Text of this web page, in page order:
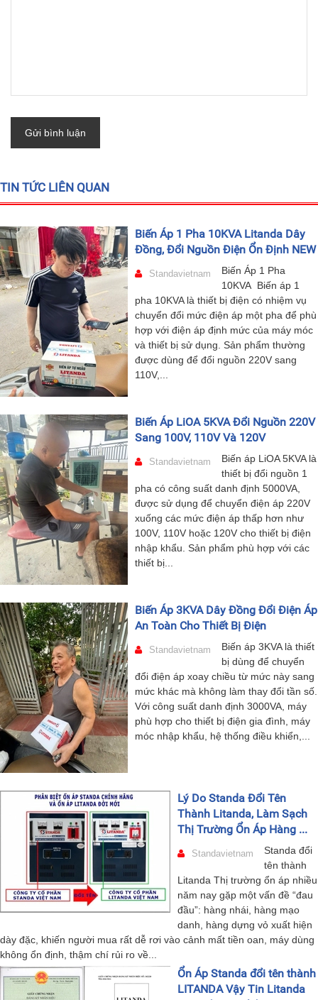
Gửi bình luận
TIN TỨC LIÊN QUAN
Biến Áp 1 Pha 10KVA Litanda Dây
Đồng, Đổi Nguồn Điện Ổn Định NEW
Standavietnam
Biến Áp 1 Pha
10KVA Biến áp 1
pha 10KVA là thiết bị điện có nhiệm vụ
chuyển đổi mức điện áp một pha để phù
hợp với điện áp định mức của máy móc
và thiết bị sử dụng. Sản phẩm thường
được dùng để đổi nguồn 220V sang
110V,...
Biến Áp LiOA 5KVA Đổi Nguồn 220V
Sang 100V, 110V Và 120V
Standavietnam
Biến áp LiOA 5KVA là
thiết bị đổi nguồn 1
pha có công suất danh định 5000VA,
được sử dụng để chuyển điện áp 220V
xuống các mức điện áp thấp hơn như
100V, 110V hoặc 120V cho thiết bị điện
nhập khẩu. Sản phẩm phù hợp với các
thiết bị...
Biến Áp 3KVA Dây Đồng Đổi Điện Áp
An Toàn Cho Thiết Bị Điện
Standavietnam
Biến áp 3KVA là thiết
bị dùng để chuyển
đổi điện áp xoay chiều từ mức này sang
mức khác mà không làm thay đổi tần số.
Với công suất danh định 3000VA, máy
phù hợp cho thiết bị điện gia đình, máy
móc nhập khẩu, hệ thống điều khiển,...
Lý Do Standa Đổi Tên
Thành Litanda, Làm Sạch
Thị Trường Ổn Áp Hàng ...
Standavietnam
Standa đổi
tên thành
Litanda Thị trường ổn áp nhiều
năm nay gặp một vấn đề “đau
đầu”: hàng nhái, hàng mạo
danh, hàng dựng vỏ xuất hiện
dày đặc, khiến người mua rất dễ rơi vào cảnh mất tiền oan, máy dùng
không ổn định, thậm chí rủi ro về...
Ổn Áp Standa đổi tên thành
LITANDA Vậy Tin Litanda